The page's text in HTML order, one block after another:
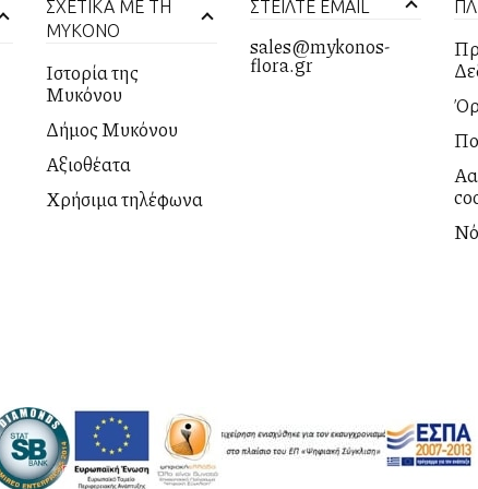
ΣΧΕΤΙΚΑ ΜΕ ΤΗ
ΜΥΚΟΝΟ
Ιστορία της
Μυκόνου
Δήμος Μυκόνου
Αξιοθέατα
Χρήσιμα τηλέφωνα
ΣΤΕΙΛΤΕ EMAIL
sales@mykonos-
flora.gr